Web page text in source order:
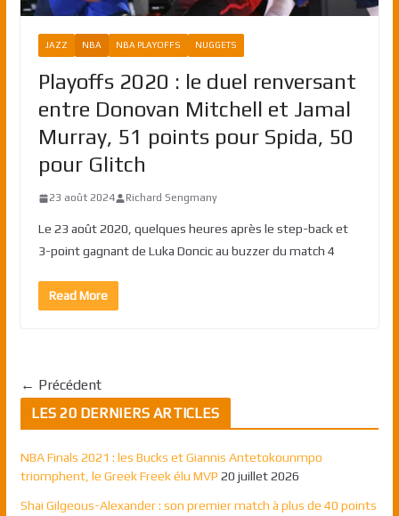
JAZZ NBA NBA PLAYOFFS NUGGETS
Playoffs 2020 : le duel renversant
entre Donovan Mitchell et Jamal
Murray, 51 points pour Spida, 50
pour Glitch
23 août 2024 Richard Sengmany
Le 23 août 2020, quelques heures après le step-back et
3-point gagnant de Luka Doncic au buzzer du match 4
Read More
← Précédent
LES 20 DERNIERS ARTICLES
NBA Finals 2021 : les Bucks et Giannis Antetokounmpo
triomphent, le Greek Freek élu MVP 20 juillet 2026
Shai Gilgeous-Alexander : son premier match à plus de 40 points